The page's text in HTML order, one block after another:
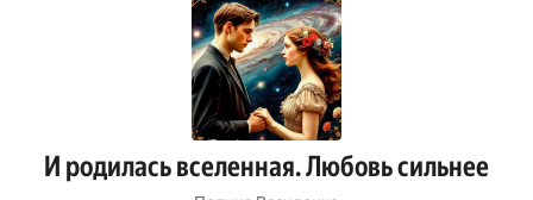
И родилась вселенная. Любовь сильнее